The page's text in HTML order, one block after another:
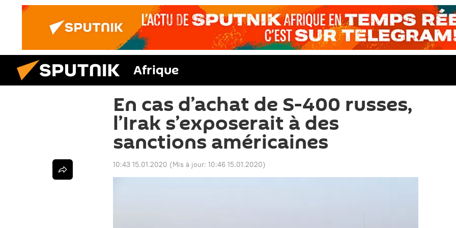
Afrique
En cas d’achat de S-400 russes,
l’Irak s’exposerait à des
sanctions américaines
10:43 15.01.2020 (Mis à jour: 10:46 15.01.2020)